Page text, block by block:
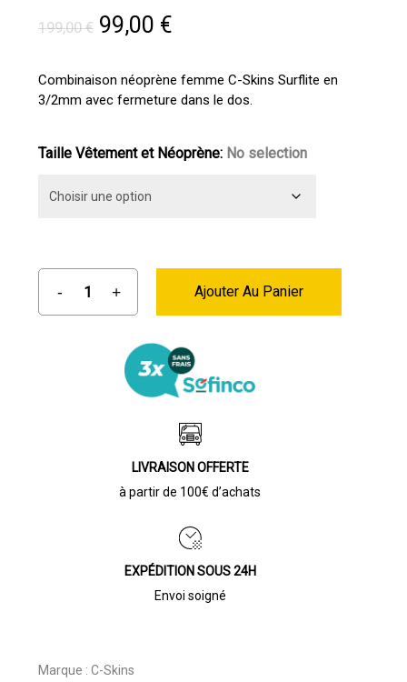
199,00€ Le
initial
était :
99,00 €Le
actuel
est :
Combinaison néoprène femme C-Skins Surflite en
3/2mm avec fermeture dans le dos.
Taille Vêtement et Néoprène: No selection
Ajouter Au Panier
LIVRAISON OFFERTE
à partir de 100€ d’achats
EXPÉDITION SOUS 24H
Envoi soigné
Marque : C-Skins